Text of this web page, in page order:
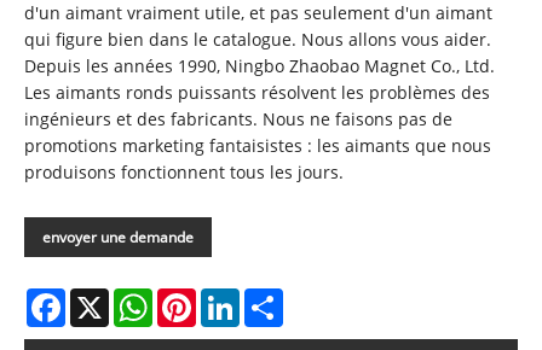
d'un aimant vraiment utile, et pas seulement d'un aimant
qui figure bien dans le catalogue. Nous allons vous aider.
Depuis les années 1990, Ningbo Zhaobao Magnet Co., Ltd.
Les aimants ronds puissants résolvent les problèmes des
ingénieurs et des fabricants. Nous ne faisons pas de
promotions marketing fantaisistes : les aimants que nous
produisons fonctionnent tous les jours.
envoyer une demande
Facebook
X WhatsAppPinterestLinkedIn